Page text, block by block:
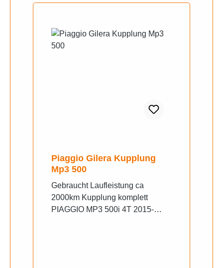
500i H2O 4T E3 '09-'14
Piaggio Gilera Kupplung
Mp3 500
Gebraucht Laufleistung ca
2000km Kupplung komplett
PIAGGIO MP3 500i 4T 2015-